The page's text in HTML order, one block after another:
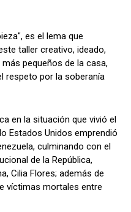
es el lema que
taller creativo, ideado,
pequeños de la casa,
respeto por la soberanía
en la situación que vivió el
Estados Unidos emprendió
culminando con el
de la República,
Cilia Flores; además de
víctimas mortales entre